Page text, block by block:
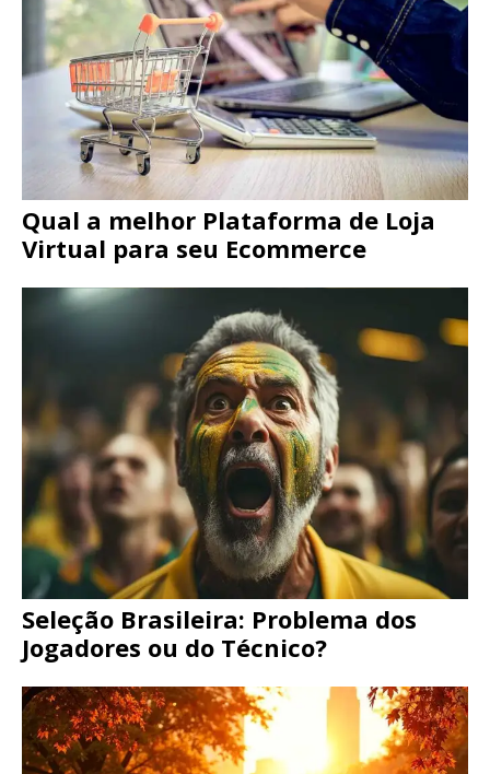
Qual a melhor Plataforma de Loja
Virtual para seu Ecommerce
Seleção Brasileira: Problema dos
Jogadores ou do Técnico?